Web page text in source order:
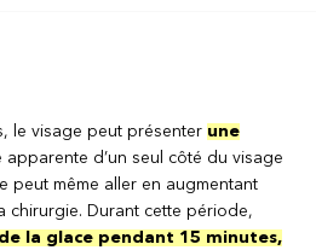
le visage peut présenter une
apparente d’un seul côté du visage
peut même aller en augmentant
chirurgie. Durant cette période,
la glace pendant 15 minutes,